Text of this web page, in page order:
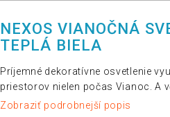
NEXOS VIANOČNÁ
TEPLÁ BIELA
Príjemné dekoratívne osvetlenie
priestorov nielen počas Vianoc. A
Zobraziť podrobnejší popis